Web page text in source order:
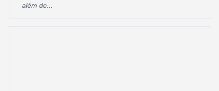
além de...